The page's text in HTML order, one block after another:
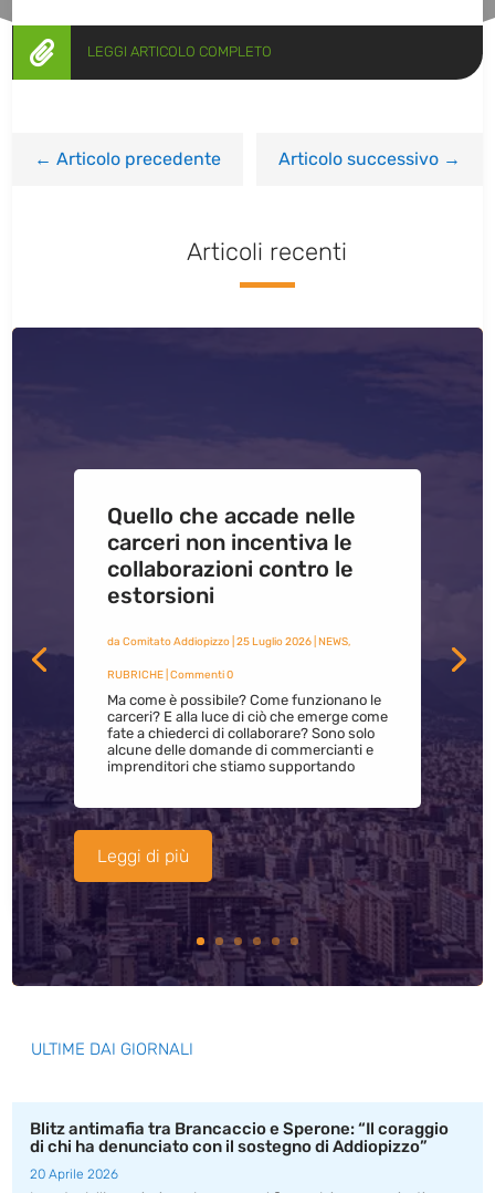
 LEGGI ARTICOLO COMPLETO
←Articolo precedente Articolo successivo→
Articoli recenti
Quello che accade nelle
carceri non incentiva le
collaborazioni contro le
estorsioni
da Comitato Addiopizzo| 25 Luglio 2026| NEWS,
RUBRICHE| Commenti 0
Ma come è possibile? Come funzionano le
carceri? E alla luce di ciò che emerge come
fate a chiederci di collaborare? Sono solo
alcune delle domande di commercianti e
imprenditori che stiamo supportando
Leggi di più
ULTIME DAI GIORNALI
Blitz antimafia tra Brancaccio e Sperone: “Il coraggio
di chi ha denunciato con il sostegno di Addiopizzo”
20 Aprile 2026